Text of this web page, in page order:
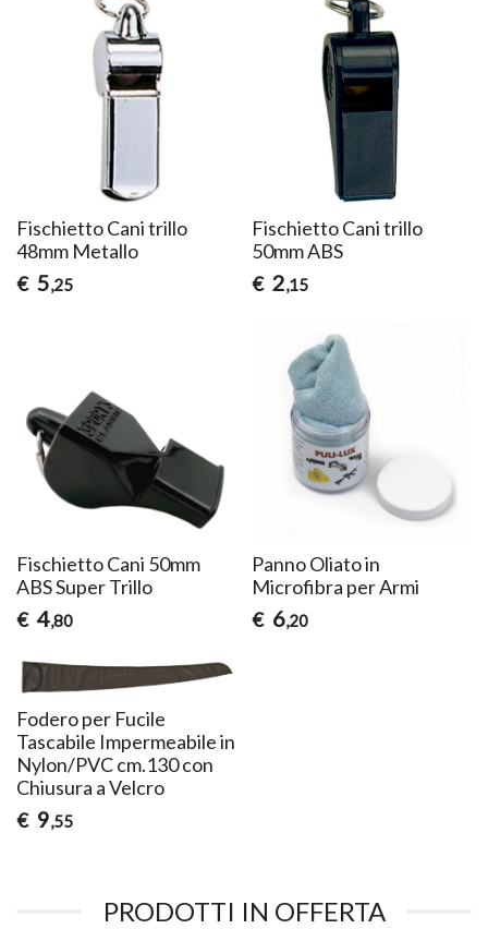
Fischietto Cani trillo
48mm Metallo
€ 5,25
Fischietto Cani trillo
50mm ABS
€ 2,15
Fischietto Cani 50mm
ABS Super Trillo
€ 4,80
Panno Oliato in
Microfibra per Armi
€ 6,20
Fodero per Fucile
Tascabile Impermeabile in
Nylon/PVC cm.130 con
Chiusura a Velcro
€ 9,55
PRODOTTI IN OFFERTA